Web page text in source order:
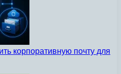
корпоративную почту для